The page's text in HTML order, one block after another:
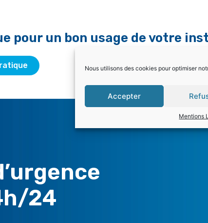
Nous utilisons des cookies pour optimiser
Accepter
Mentions
pour un bon usage de votre
24